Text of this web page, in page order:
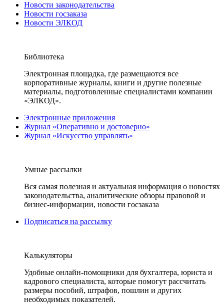
Новости законодательства
Новости госзаказа
Новости ЭЛКОД
Библиотека
Электронная площадка, где размещаются все
корпоративные журналы, книги и другие полезные
материалы, подготовленные специалистами компании
«ЭЛКОД».
Электронные приложения
Журнал «Оперативно и достоверно»
Журнал «Искусство управлять»
Умные рассылки
Вся самая полезная и актуальная информация о новостях
законодательства, аналитические обзоры правовой и
бизнес-информации, новости госзаказа
Подписаться на рассылку
Калькуляторы
Удобные онлайн-помощники для бухгалтера, юриста и
кадрового специалиста, которые помогут рассчитать
размеры пособий, штрафов, пошлин и других
необходимых показателей.